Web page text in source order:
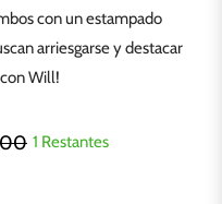
con un estampado
arriesgarse y destacar
Will!
1 Restantes